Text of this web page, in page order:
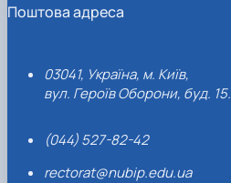
Поштова адреса
03041, Україна, м. Київ,
вул. Героїв Оборони, буд. 15.
(044) 527-82-42
rectorat@nubip.edu.ua